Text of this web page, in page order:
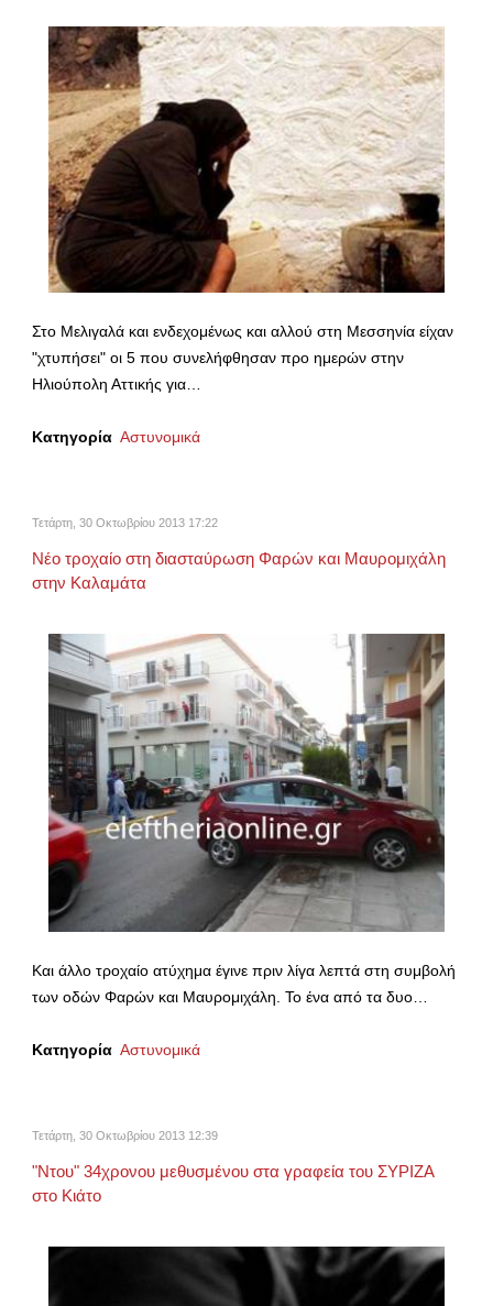
Στο Μελιγαλά και ενδεχομένως και αλλού στη Μεσσηνία είχαν
"χτυπήσει" οι 5 που συνελήφθησαν προ ημερών στην
Ηλιούπολη Αττικής για…
Κατηγορία Αστυνομικά
Τετάρτη, 30 Οκτωβρίου 2013 17:22
Νέο τροχαίο στη διασταύρωση Φαρών και Μαυρομιχάλη
στην Καλαμάτα
Και άλλο τροχαίο ατύχημα έγινε πριν λίγα λεπτά στη συμβολή
των οδών Φαρών και Μαυρομιχάλη. Το ένα από τα δυο…
Κατηγορία Αστυνομικά
Τετάρτη, 30 Οκτωβρίου 2013 12:39
"Ντου" 34χρονου μεθυσμένου στα γραφεία του ΣΥΡΙΖΑ
στο Κιάτο